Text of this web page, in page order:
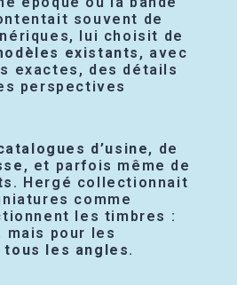
souvent de
lui choisit de
existants , avec
exactes, des détails
perspectives
d’usine, de
, et parfois même de
. Hergé collectionnait
comme
les timbres :
mais pour les
les angles.